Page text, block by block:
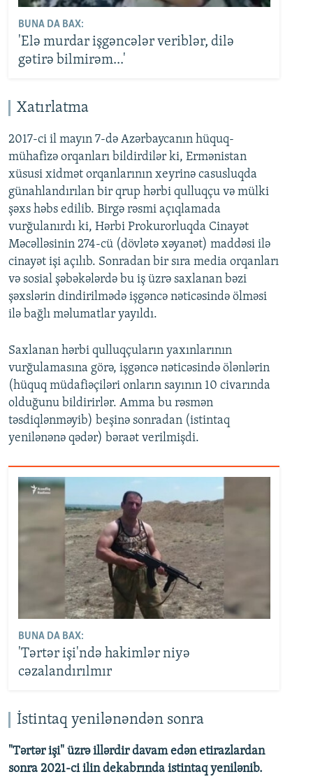
BUNA DA BAX:
'Elə murdar işgəncələr veriblər, dilə
gətirə bilmirəm...'
Xatırlatma
2017-ci il mayın 7-də Azərbaycanın hüquq-
mühafizə orqanları bildirdilər ki, Ermənistan
xüsusi xidmət orqanlarının xeyrinə casusluqda
günahlandırılan bir qrup hərbi qulluqçu və mülki
şəxs həbs edilib. Birgə rəsmi açıqlamada
vurğulanırdı ki, Hərbi Prokurorluqda Cinayət
Məcəlləsinin 274-cü (dövlətə xəyanət) maddəsi ilə
cinayət işi açılıb. Sonradan bir sıra media orqanları
və sosial şəbəkələrdə bu iş üzrə saxlanan bəzi
şəxslərin dindirilmədə işgəncə nəticəsində ölməsi
ilə bağlı məlumatlar yayıldı.
Saxlanan hərbi qulluqçuların yaxınlarının
vurğulamasına görə, işgəncə nəticəsində ölənlərin
(hüquq müdafiəçiləri onların sayının 10 civarında
olduğunu bildirirlər. Amma bu rəsmən
təsdiqlənməyib) beşinə sonradan (istintaq
yenilənənə qədər) bəraət verilmişdi.
BUNA DA BAX:
'Tərtər işi'ndə hakimlər niyə
cəzalandırılmır
İstintaq yenilənəndən sonra
"Tərtər işi" üzrə illərdir davam edən etirazlardan
sonra 2021-ci ilin dekabrında istintaq yenilənib.